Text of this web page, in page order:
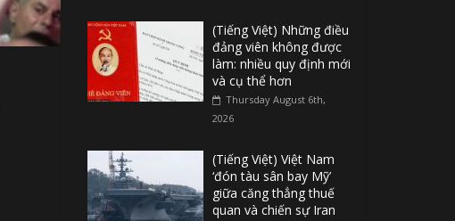
(Tiếng Việt) Những điều
đảng viên không được
làm: nhiều quy định mới
và cụ thể hơn
Thursday August 6th,
2026
(Tiếng Việt) Việt Nam
‘đón tàu sân bay Mỹ’
giữa căng thẳng thuế
quan và chiến sự Iran